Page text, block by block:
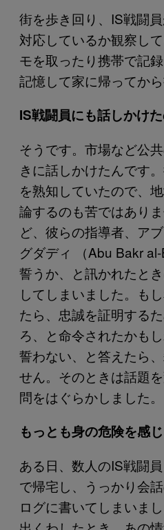
街を歩き回り、IS戦闘
対応しているか観察し
モを取ったり携帯で記
記憶して家に帰ってから
IS戦闘員にも話しかけ
そうです。市場など公
きに話しかけたんです
を熟知していたので、
論するのも苦ではあり
ど、彼らの指導者、ア
グダディ （Abu Bakr
誓うか、と訊かれたと
してしまいました。も
たら、忠誠を証明する
ろ、と命令されたかも
誓わない、と答えたら
せん。そのときは話題
問をはぐらかしました。
もっとも身の危険を感
ある日、数人のIS戦闘
で帰宅し、うっかり会
ログに書いてしまいま